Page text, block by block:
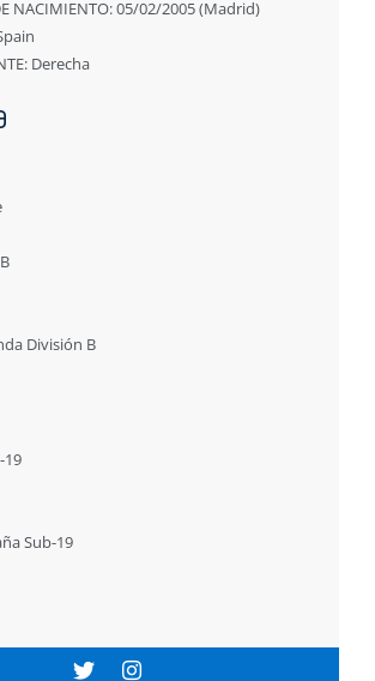
NACIMIENTO: 05/02/2005 (Madrid)
Derecha
División B
19
Sub-19